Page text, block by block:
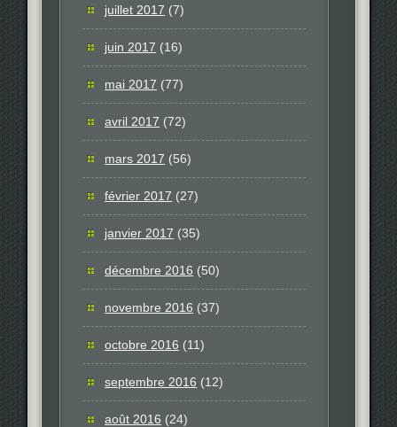
juillet 2017 (7)
juin 2017 (16)
mai 2017 (77)
avril 2017 (72)
mars 2017 (56)
février 2017 (27)
janvier 2017 (35)
décembre 2016 (50)
novembre 2016 (37)
octobre 2016 (11)
septembre 2016 (12)
août 2016 (24)